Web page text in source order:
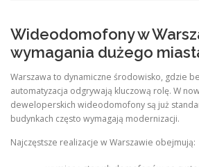
Wideodomofony w
wymagania dużego
Warszawa to dynamiczne środowisko, gdzie
automatyzacja odgrywają kluczową rolę. W
deweloperskich wideodomofony są już
budynkach często wymagają modernizacji.
Najczęstsze realizacje w Warszawie obejmują: